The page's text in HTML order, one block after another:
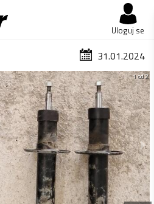
Uloguj se
31.01.2024
1 od 2